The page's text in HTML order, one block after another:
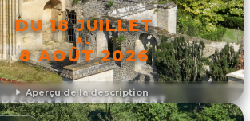
Aperçu de la description
DU 18 JUILLET
AU
8 AOÛT 2026
DÉCOUVRIR L'ÉVÉNEMENT